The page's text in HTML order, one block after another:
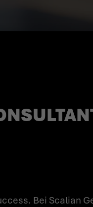
Bei Scalian